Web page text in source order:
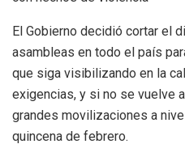
El Gobierno decidió cortar el
asambleas en todo el país
que siga visibilizando en la
exigencias, y si no se vuelve
grandes movilizaciones a
quincena de febrero.